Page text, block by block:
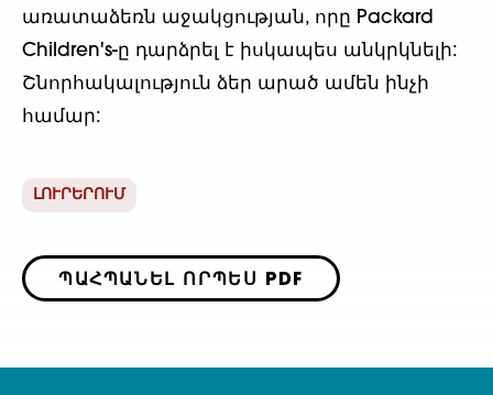
առատաձեռն աջակցության, որը Packard
Children's-ը դարձրել է իսկապես անկրկնելի:
Շնորհակալություն ձեր արած ամեն ինչի
համար:
ԼՈՒՐԵՐՈՒՄ
ՊԱՀՊԱՆԵԼ ՈՐՊԵՍ PDF